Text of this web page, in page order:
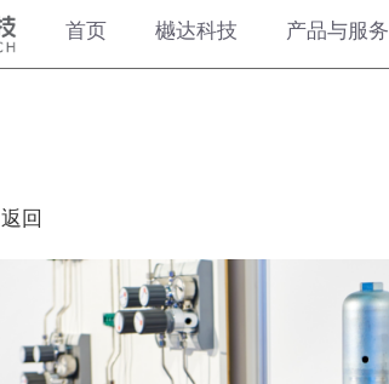
首页 樾达科技 产品与服务
返回